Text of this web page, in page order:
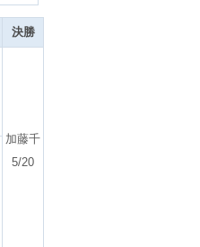
決勝
加藤千
5/20